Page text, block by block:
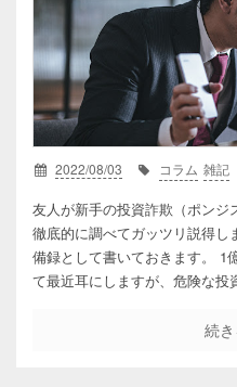
2022/08/03 コラム 雑記
友人が新手の投資詐欺（ポンジ
徹底的に調べてガッツリ説得
備録として書いておきます。 1
て最近耳にしますが、危険な
続